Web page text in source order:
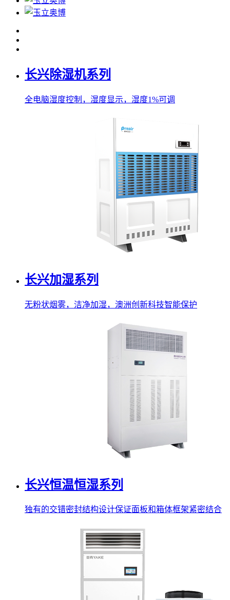
长兴除湿机系列
全电脑湿度控制，湿度显示，湿度1%可调
长兴加湿系列
无粉状烟雾，洁净加湿，澳洲创新科技智能保护
长兴恒温恒湿系列
独有的交错密封结构设计保证面板和箱体框架紧密结合